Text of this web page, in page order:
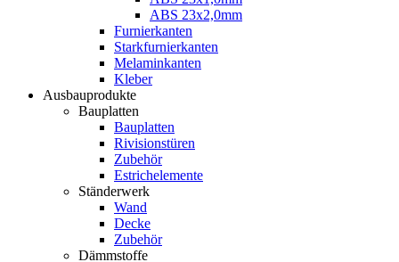
ABS 23x2,0mm
Furnierkanten
Starkfurnierkanten
Melaminkanten
Kleber
Ausbauprodukte
Bauplatten
Bauplatten
Rivisionstüren
Zubehör
Estrichelemente
Ständerwerk
Wand
Decke
Zubehör
Dämmstoffe